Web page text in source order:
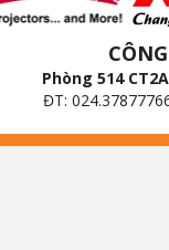
Phòng 514
ĐT: